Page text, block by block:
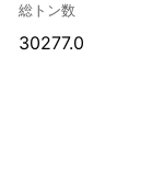
総トン数
30277.0